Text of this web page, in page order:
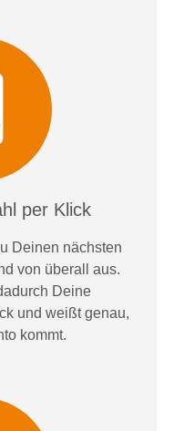
per Klick
Deinen nächsten
von überall aus.
Deine
und weißtgenau,
kommt.